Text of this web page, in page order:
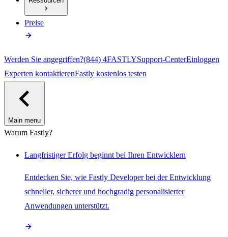
Preise
Werden Sie angegriffen?(844) 4FASTLYSupport-CenterEinloggen
Experten kontaktierenFastly kostenlos testen
Main menu
Warum Fastly?
Langfristiger Erfolg beginnt bei Ihren Entwicklern
Entdecken Sie, wie Fastly Developer bei der Entwicklung
schneller, sicherer und hochgradig personalisierter
Anwendungen unterstützt.